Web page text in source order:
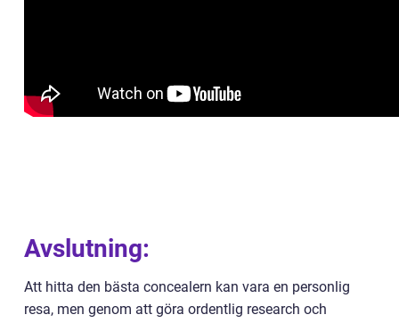
Avslutning:
Att hitta den bästa concealern kan vara en personlig
resa, men genom att göra ordentlig research och